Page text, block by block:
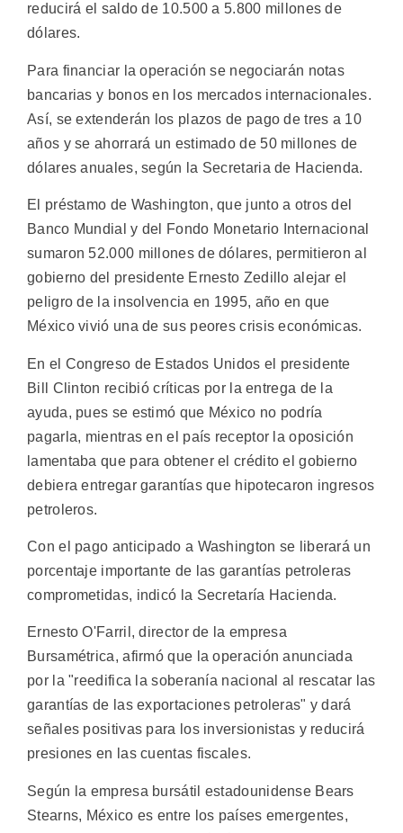
reducirá el saldo de 10.500 a 5.800 millones de
dólares.
Para financiar la operación se negociarán notas
bancarias y bonos en los mercados internacionales.
Así, se extenderán los plazos de pago de tres a 10
años y se ahorrará un estimado de 50 millones de
dólares anuales, según la Secretaria de Hacienda.
El préstamo de Washington, que junto a otros del
Banco Mundial y del Fondo Monetario Internacional
sumaron 52.000 millones de dólares, permitieron al
gobierno del presidente Ernesto Zedillo alejar el
peligro de la insolvencia en 1995, año en que
México vivió una de sus peores crisis económicas.
En el Congreso de Estados Unidos el presidente
Bill Clinton recibió críticas por la entrega de la
ayuda, pues se estimó que México no podría
pagarla, mientras en el país receptor la oposición
lamentaba que para obtener el crédito el gobierno
debiera entregar garantías que hipotecaron ingresos
petroleros.
Con el pago anticipado a Washington se liberará un
porcentaje importante de las garantías petroleras
comprometidas, indicó la Secretaría Hacienda.
Ernesto O'Farril, director de la empresa
Bursamétrica, afirmó que la operación anunciada
por la "reedifica la soberanía nacional al rescatar las
garantías de las exportaciones petroleras" y dará
señales positivas para los inversionistas y reducirá
presiones en las cuentas fiscales.
Según la empresa bursátil estadounidense Bears
Stearns, México es entre los países emergentes,